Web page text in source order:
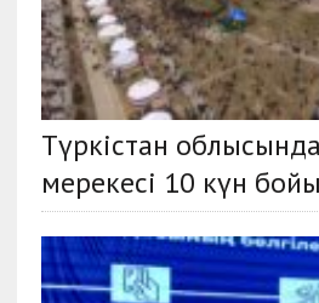
Түркістан
мерекесі 10 күн